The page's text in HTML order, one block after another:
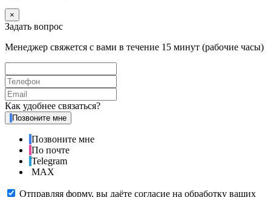
×
Задать вопрос
Менеджер свяжется с вами в течение 15 минут (рабочие часы)
Как удобнее связаться?
Позвоните мне
Позвоните мне
По почте
Telegram
MAX
Отправляя форму, вы даёте согласие на обработку ваших